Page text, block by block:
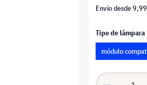
Envío desde
Tipo de
módulo